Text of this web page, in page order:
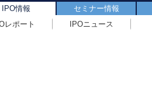
IPO情報
セミナー情報
レポート IPOニュース